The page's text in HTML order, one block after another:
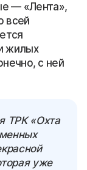
— «Лента»,
всей
жилых
с ней
ТРК «Охта
уже